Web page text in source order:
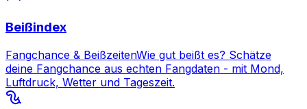
Beißindex
Fangchance & BeißzeitenWie gut beißt es? Schätze
deine Fangchance aus echten Fangdaten - mit Mond,
Luftdruck, Wetter und Tageszeit.